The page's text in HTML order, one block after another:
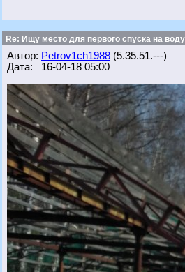
Re: Ищу место для первого спуска на
Автор: Petrov1ch1988 (5.35.51.---)
Дата: 16-04-18 05:00